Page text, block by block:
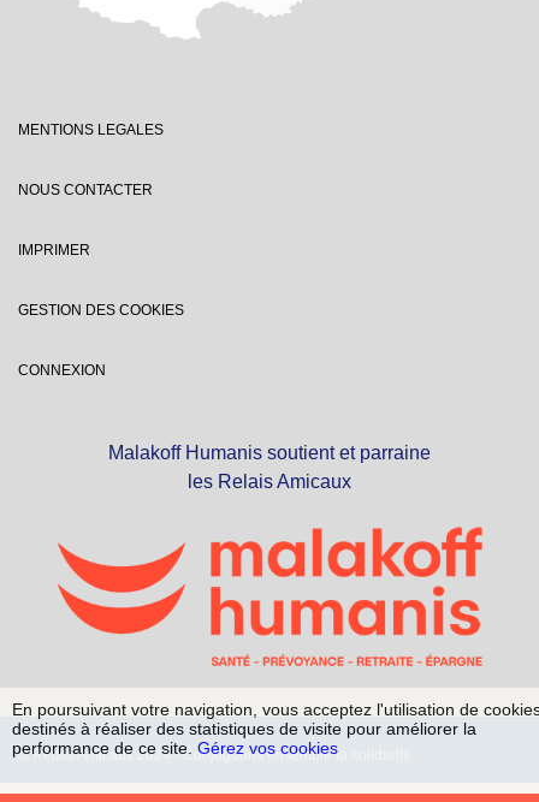
MENTIONS LEGALES
NOUS CONTACTER
IMPRIMER
GESTION DES COOKIES
CONNEXION
Malakoff Humanis soutient et parraine
les Relais Amicaux
© Relais Amicaux 2024 - Conjuguons ensemble la solidarité
En poursuivant votre navigation, vous acceptez l'utilisation de
destinés à réaliser des statistiques de visite pour améliorer la
performance de ce site. Gérez vos cookies